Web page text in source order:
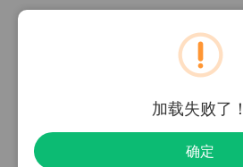
加载失败了！
确定